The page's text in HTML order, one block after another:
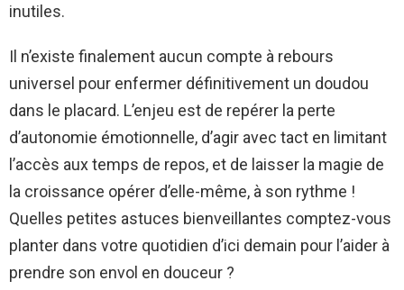
inutiles.
Il n’existe finalement aucun compte à rebours
universel pour enfermer définitivement un doudou
dans le placard. L’enjeu est de repérer la perte
d’autonomie émotionnelle, d’agir avec tact en limitant
l’accès aux temps de repos, et de laisser la magie de
la croissance opérer d’elle-même, à son rythme !
Quelles petites astuces bienveillantes comptez-vous
planter dans votre quotidien d’ici demain pour l’aider à
prendre son envol en douceur ?